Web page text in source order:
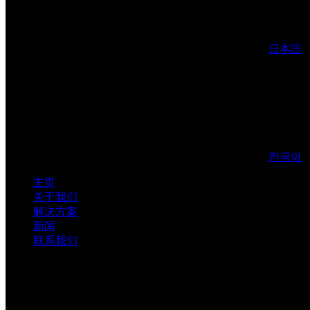
日本語
한국어
主页
关于我们
解决方案
新闻
联系我们